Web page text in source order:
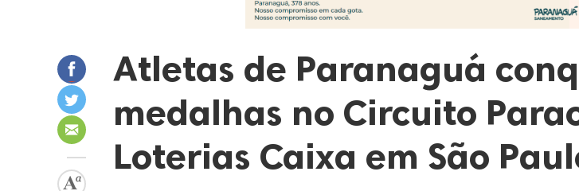
Atletas de Paranaguá
medalhas no Circuito
Loterias Caixa em São